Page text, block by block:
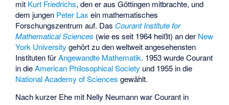
mit Kurt Friedrichs, den er aus Göttingen mitbrachte, und
dem jungen Peter Lax ein mathematisches
Forschungszentrum auf. Das Courant Institute for
Mathematical Sciences (wie es seit 1964 heißt) an der New
York University gehört zu den weltweit angesehensten
Instituten fürAngewandte Mathematik. 1953 wurde Courant
in dieAmerican Philosophical Society und 1955 in die
National Academy of Sciences gewählt.
Nach kurzer Ehe mit Nelly Neumann war Courant in